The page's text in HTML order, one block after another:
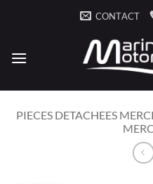
CONTACT
PIECES DETACHEES